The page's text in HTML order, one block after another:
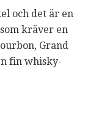
och det är en
kräver en
Grand
fin whisky-